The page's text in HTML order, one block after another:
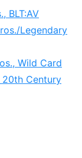
BLT:AV
Legendary
Wild Card
20th Century